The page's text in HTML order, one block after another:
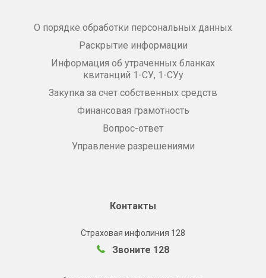
О порядке обработки персональных данных
Раскрытие информации
Информация об утраченных бланках
квитанций 1-СУ, 1-СУу
Закупка за счет собственных средств
Финансовая грамотность
Вопрос-ответ
Управление разрешениями
Контакты
Страховая инфолиния 128
Звоните 128